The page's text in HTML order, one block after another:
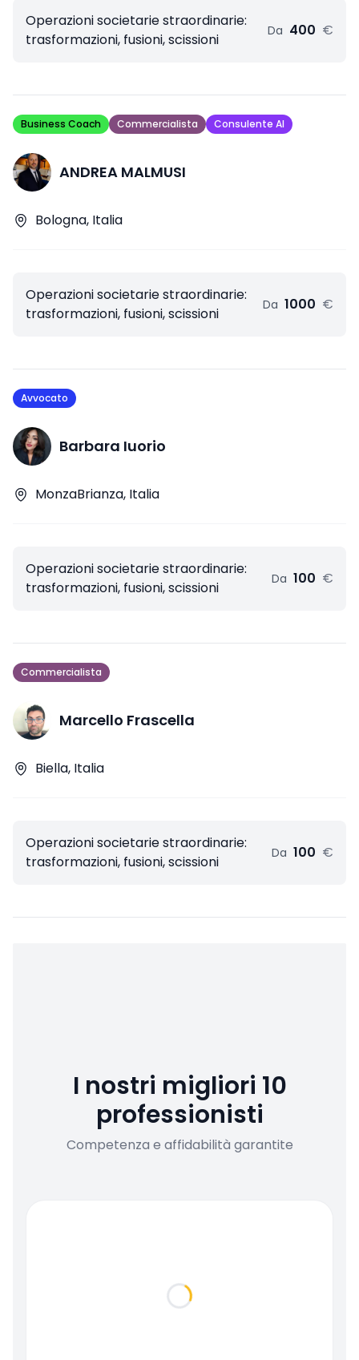
Operazioni societarie straordinarie:
trasformazioni, fusioni, scissioni
Da 400 €
Business Coach Commercialista Consulente AI
ANDREA MALMUSI
Bologna, Italia
Operazioni societarie straordinarie:
trasformazioni, fusioni, scissioni
Da 1000 €
Avvocato
Barbara Iuorio
MonzaBrianza, Italia
Operazioni societarie straordinarie:
trasformazioni, fusioni, scissioni
Da 100 €
Commercialista
Marcello Frascella
Biella, Italia
Operazioni societarie straordinarie:
trasformazioni, fusioni, scissioni
Da 100 €
I nostri migliori 10
professionisti
Competenza e affidabilità garantite
Loading...